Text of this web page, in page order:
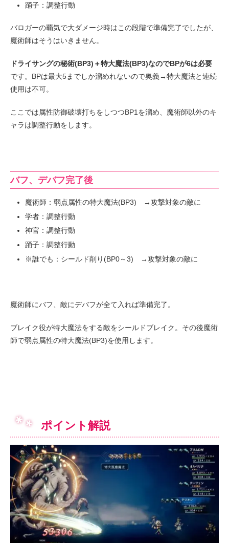
踊子：調整行動
バロガーの覇気で大ダメージ時はこの段階で準備完了でしたが、
魔術師はそうはいきません。
ドライサングの秘術(BP3)＋特大魔法(BP3)なのでBPが6は必要
です。BPは最大5までしか溜めれないので奥義→特大魔法と連続
使用は不可。
ここでは属性防御破壊打ちをしつつBP1を溜め、魔術師以外のキ
ャラは調整行動をします。
バフ、デバフ完了後
魔術師：弱点属性の特大魔法(BP3) →攻撃対象の敵に
学者：調整行動
神官：調整行動
踊子：調整行動
※誰でも：シールド削り(BP0～3) →攻撃対象の敵に
魔術師にバフ、敵にデバフが全て入れば準備完了。
ブレイク役が特大魔法をする敵をシールドブレイク。その後魔術
師で弱点属性の特大魔法(BP3)を使用します。
ポイント解説